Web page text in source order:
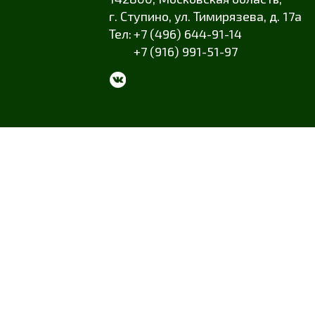
г. Ступино,ул. Тимирязева, д. 17а
+7 (496) 644-91-14
+7 (916) 991-51-97